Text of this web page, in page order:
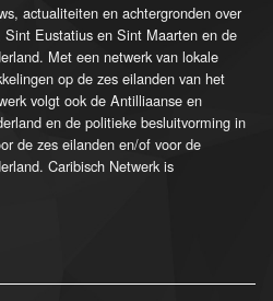
actualiteiten en achtergronden over
Eustatius en Sint Maarten en de
Met een netwerk van lokale
op de zes eilanden van het
volgt ook de Antilliaanse en
en de politieke besluitvorming in
de zes eilanden en/of voor de
Caribisch Netwerk is